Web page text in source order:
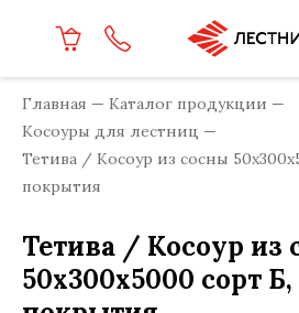
Главная
Каталог продукции
Косоуры для лестниц
Тетива / Косоур из сосны
покрытия
Тетива / Косоур из
50x300x5000 сорт Б,